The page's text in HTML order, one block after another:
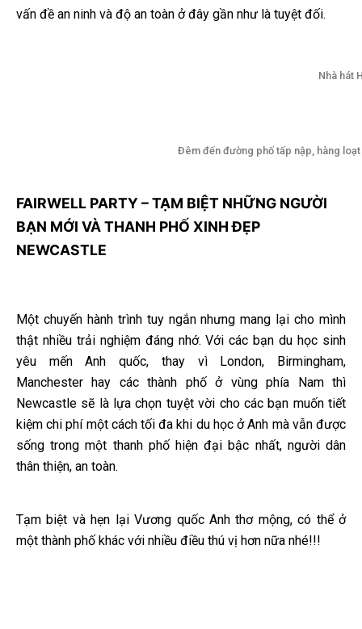
vấn đề an ninh và độ an toàn ở đây gần như là tuyệt đối.
Nhà hát
Đêm đến đường phố tấp nập, hàng
FAIRWELL PARTY – TẠM BIỆT NHỮNG NGƯỜI
BẠN MỚI VÀ THANH PHỐ XINH ĐẸP
NEWCASTLE
Một chuyến hành trình tuy ngắn nhưng mang lại cho mình
thật nhiều trải nghiệm đáng nhớ. Với các bạn du học sinh
yêu mến Anh quốc, thay vì London, Birmingham,
Manchester hay các thành phố ở vùng phía Nam thì
Newcastle sẽ là lựa chọn tuyệt vời cho các bạn muốn tiết
kiệm chi phí một cách tối đa khi du học ở Anh mà vẫn được
sống trong một thanh phố hiện đại bậc nhất, người dân
thân thiện, an toàn.
Tạm biệt và hẹn lại Vương quốc Anh thơ mộng, có thể ở
một thành phố khác với nhiều điều thú vị hơn nữa nhé!!!